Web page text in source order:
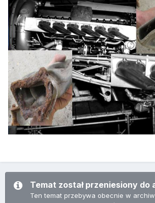
Temat został przeniesiony do
Ten temat przebywa obecnie w